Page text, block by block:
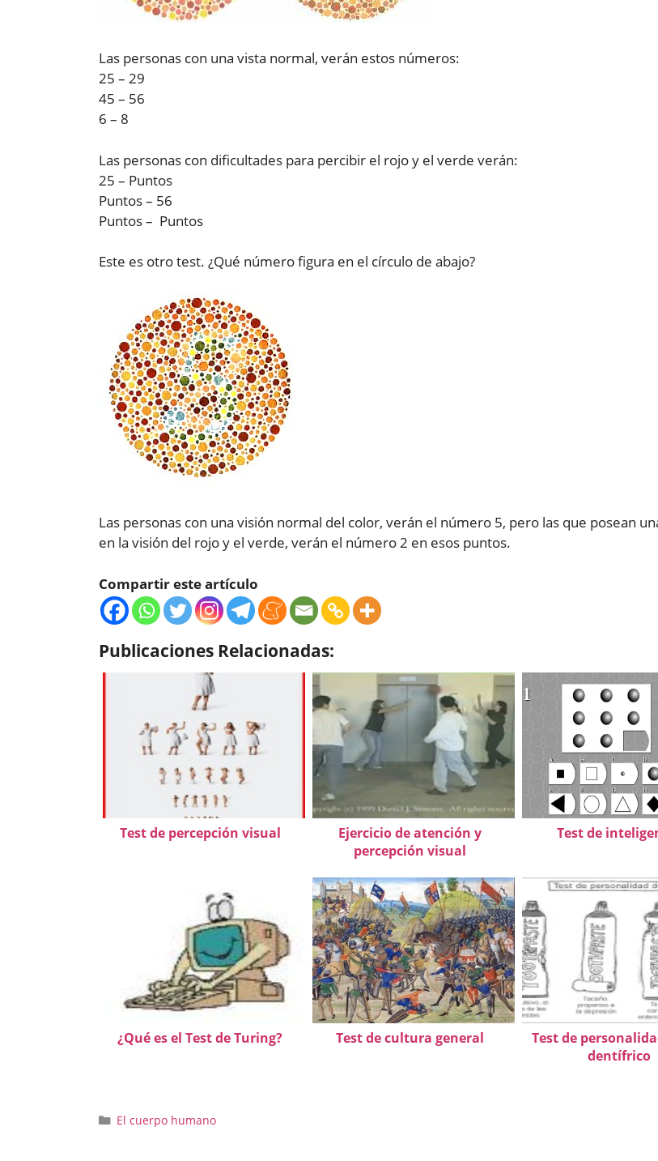
Las personas con una vista normal, verán estos números:
25 – 29
45 – 56
6 – 8
Las personas con dificultades para percibir el rojo y el verde verán:
25 – Puntos
Puntos – 56
Puntos – Puntos
Este es otro test. ¿Qué número figura en el círculo de abajo?
Las personas con una visión normal del color, verán el número 5, pero las que posean
en la visión del rojo y el verde, verán el número 2 en esos puntos.
Compartir este artículo
Publicaciones Relacionadas:
Test de percepción visual
Ejercicio de atención y
percepción visual
Test de
¿Qué es el Test de Turing? Test de cultura general
Test de
dentífrico
Categorías
El cuerpo humano